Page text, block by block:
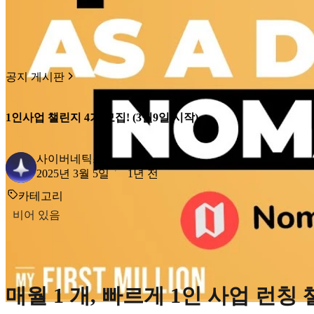
공지 게시판
1인사업 챌린지 4기 모집! (3월9일 시작)
사이버네틱스
2025년 3월 5일
1년 전
카테고리
비어 있음
매월 1 개, 빠르게 1인 사업 런칭